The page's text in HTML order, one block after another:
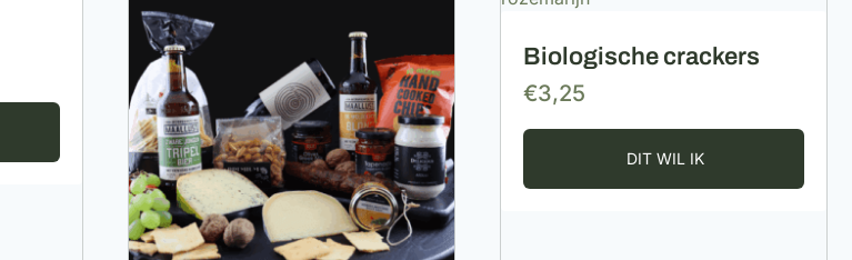
Biologische crackers
€3,25